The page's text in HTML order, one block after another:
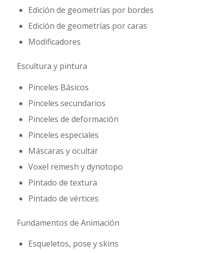
Edición de geometrías por bordes
Edición de geometrías por caras
Modificadores
Escultura y pintura
Pinceles Básicos
Pinceles secundarios
Pinceles de deformación
Pinceles especiales
Máscaras y ocultar
Voxel remesh y dynotopo
Pintado de textura
Pintado de vértices
Fundamentos de Animación
Esqueletos, pose y skins